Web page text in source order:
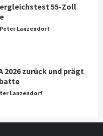
Heimkino-
CINEMA Serie 2
55-Zoll
55-Zoll
Peter Lanzendorf
2026 zurück und prägt
Lanzendorf